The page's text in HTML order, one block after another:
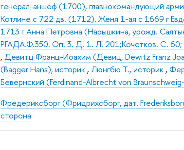
генерал-аншеф (1700), главнокомандующий
Котлине с 722 дв. (1712). Женя 1-ая с 1669 г
1713 г Анна Петровна (Нарышкина, урожд.
РГАДА.Ф.350. Оп. 3. Д. 1. Л. 201;Кочетков. С. 60;
,Девитц Франц-Иоахим (Девиц, Dewitz Franz
(Bagger Hans), историк ,Люнгбю Т., историк ,
Бевернский (Ferdinand-Albrecht von
Фредериксборг (Фридрихсборг, дат.
сторона